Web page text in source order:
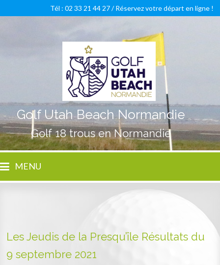
Golf Utah Beach Normandie
Golf 18 trous en Normandie
Tél : 02 33 21 44 27 /Réservez votre départ en ligne !
MENU
Les Jeudis de la Presqu’île Résultats du
9 septembre 2021